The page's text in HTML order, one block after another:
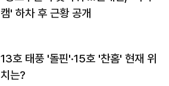
캠' 하차 후 근황 공개
13호 태풍 '돌핀'·15호 '찬홈' 현재 위
치는?